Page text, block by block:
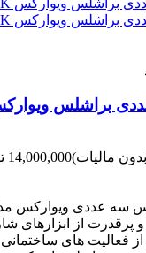
مالیات)14,000,000 تومان
پرقدرت از ابزارهای
فعالیت های